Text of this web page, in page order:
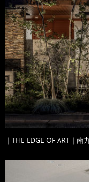
｜THE EDGE OF ART｜南